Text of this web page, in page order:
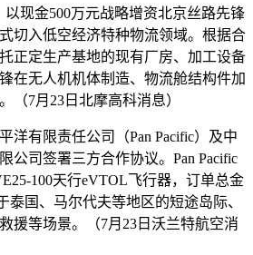
以现金500万元战略增资北京丝路先锋
切入低空经济特种物流领域。根据合
正定生产基地的现有厂房、加工设备
在无人机机体制造、物流舱结构件加
（7月23日北摩高科消息）
洋有限责任公司（Pan Pacific）及中
公司签署三方合作协议。Pan Pacific
100天行eVTOL飞行器，订单总金
泰国、马尔代夫等地区的短途岛际、
援等场景。（7月23日沃兰特航空消